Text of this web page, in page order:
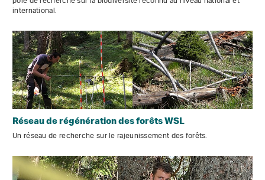
international.
Réseau de régénération des forêts WSL
Un réseau de recherche sur le rajeunissement des forêts.